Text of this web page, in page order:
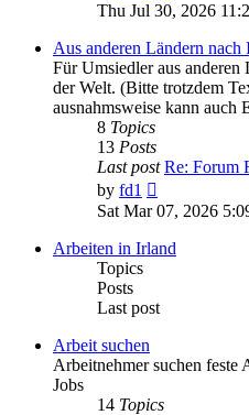
the
post
Thu Jul 30, 2026
Aus anderen Ländern nach
Für Umsiedler aus anderen
der Welt. (Bitte trotzdem
ausnahmsweise kann auch
8 Topics
13 Posts
Last post Re: Forum
by fd1
the
post
Sat Mar 07, 2026
Arbeiten in Irland
Topics
Posts
Last post
Arbeit suchen
Arbeitnehmer suchen feste
Jobs
14 Topics